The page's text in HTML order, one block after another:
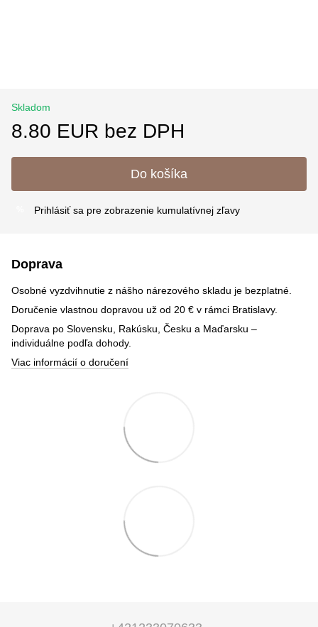
Skladom
8.80 EUR bez DPH
Do košíka
Prihlásiť sa pre zobrazenie kumulatívnej zľavy
Doprava
Osobné vyzdvihnutie z nášho nárezového skladu je bezplatné.
Doručenie vlastnou dopravou už od 20 € v rámci Bratislavy.
Doprava po Slovensku, Rakúsku, Česku a Maďarsku –
individuálne podľa dohody.
Viac informácií o doručení